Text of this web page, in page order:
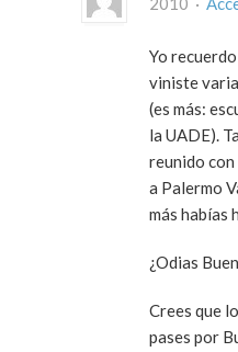
Yo
viniste
(es más:
la UADE).
reunido
a Palermo
más habías
¿Odias
Crees que
pases por